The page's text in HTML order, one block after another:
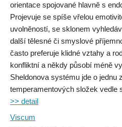
orientace spojované hlavně s
Projevuje se spíše vřelou
uvolněností, se sklonem
další tělesné či smyslové
často preferuje klidné vztahy a
konfliktní a někdy působí méně
Sheldonova systému jde o jednu
temperamentových složek vedle
>> detail
Viscum